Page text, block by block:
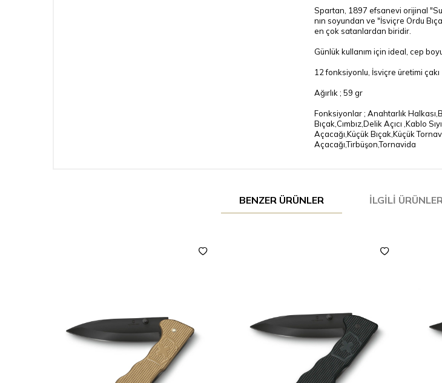
Spartan, 1897 efsanevi orijinal
nın soyundan ve "İsviçre Ordu
en çok satanlardan biridir.
Günlük kullanım için ideal, cep
12 fonksiyonlu, İsviçre üretimi çakı
Ağırlık ; 59 gr
Fonksiyonlar ; Anahtarlık
Bıçak,Cımbız,Delik Açıcı ,Kablo
Açacağı,Küçük Bıçak,Küçük
Açacağı,Tirbüşon,Tornavida
BENZER ÜRÜNLER İLGILI